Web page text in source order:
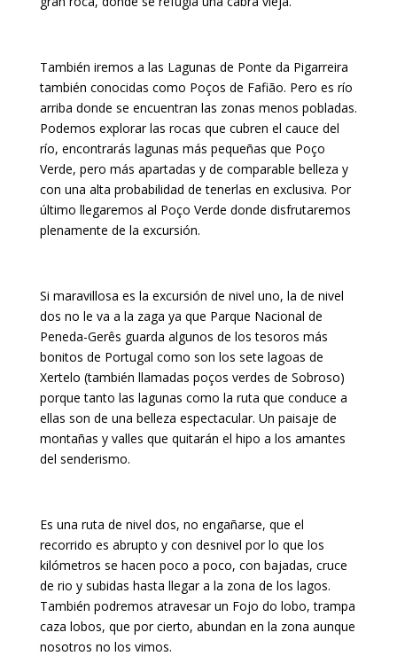
También iremos a las Lagunas de Ponte da Pigarreira
también conocidas como Poços de Fafião. Pero es río
arriba donde se encuentran las zonas menos pobladas.
Podemos explorar las rocas que cubren el cauce del
río, encontrarás lagunas más pequeñas que Poço
Verde, pero más apartadas y de comparable belleza y
con una alta probabilidad de tenerlas en exclusiva. Por
último llegaremos al Poço Verde donde disfrutaremos
plenamente de la excursión.
Si maravillosa es la excursión de nivel uno, la de nivel
dos no le va a la zaga ya que Parque Nacional de
Peneda-Gerês guarda algunos de los tesoros más
bonitos de Portugal como son los sete lagoas de
Xertelo (también llamadas poços verdes de Sobroso)
porque tanto las lagunas como la ruta que conduce a
ellas son de una belleza espectacular. Un paisaje de
montañas y valles que quitarán el hipo a los amantes
del senderismo.
Es una ruta de nivel dos, no engañarse, que el
recorrido es abrupto y con desnivel por lo que los
kilómetros se hacen poco a poco, con bajadas, cruce
de rio y subidas hasta llegar a la zona de los lagos.
También podremos atravesar un Fojo do lobo, trampa
caza lobos, que por cierto, abundan en la zona aunque
nosotros no los vimos.